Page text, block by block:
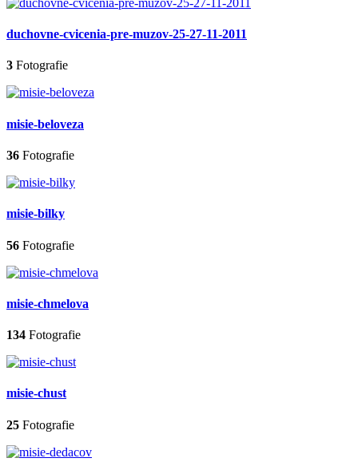
duchovne-cvicenia-pre-muzov-25-27-11-2011
3 Fotografie
misie-beloveza
36 Fotografie
misie-bilky
56 Fotografie
misie-chmelova
134 Fotografie
misie-chust
25 Fotografie